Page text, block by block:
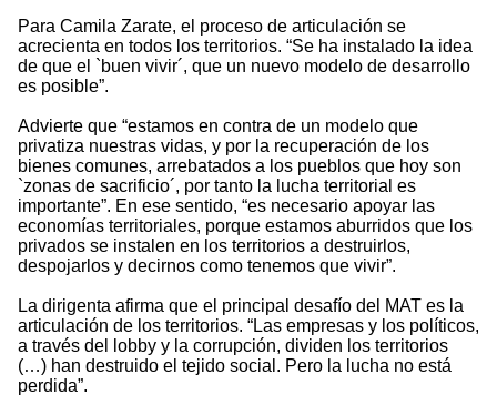
Para Camila Zarate, el proceso de articulación se
acrecienta en todos los territorios. “Se ha instalado la idea
de que el `buen vivir´, que un nuevo modelo de desarrollo
es posible”.
Advierte que “estamos en contra de un modelo que
privatiza nuestras vidas, y por la recuperación de los
bienes comunes, arrebatados a los pueblos que hoy son
`zonas de sacrificio´, por tanto la lucha territorial es
importante”. En ese sentido, “es necesario apoyar las
economías territoriales, porque estamos aburridos que los
privados se instalen en los territorios a destruirlos,
despojarlos y decirnos como tenemos que vivir”.
La dirigenta afirma que el principal desafío del MAT es la
articulación de los territorios. “Las empresas y los políticos,
a través del lobby y la corrupción, dividen los territorios
(…) han destruido el tejido social. Pero la lucha no está
perdida”.